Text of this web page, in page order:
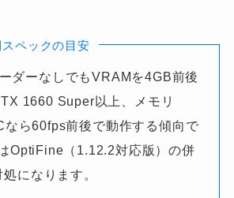
ペックの目安
ダーなしでもVRAMを4GB前後
1660 Super以上、メモリ
なら60fps前後で動作する傾向で
OptiFine（1.12.2対応版）の併
になります。